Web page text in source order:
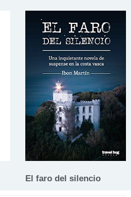
El faro del silencio